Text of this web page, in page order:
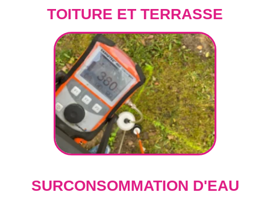
TOITURE ET TERRASSE
SURCONSOMMATION D'EAU